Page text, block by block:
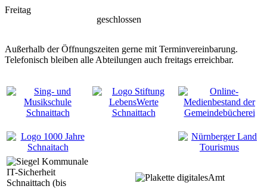
Freitag
geschlossen
Außerhalb der Öffnungszeiten gerne mit Terminvereinbarung.
Telefonisch bleiben alle Abteilungen auch freitags erreichbar.